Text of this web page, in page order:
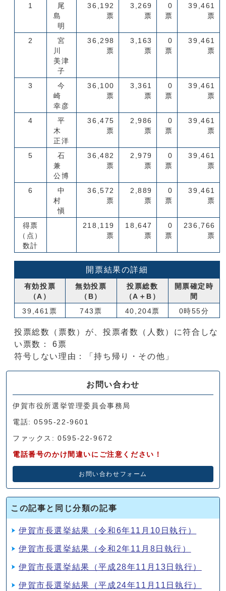
1
尾
島
明
36,192
票
3,269
票
0
票
39,461
票
2
宮
川
美津
子
36,298
票
3,163
票
0
票
39,461
票
3
今
崎
幸彦
36,100
票
3,361
票
0
票
39,461
票
4
平
木
正洋
36,475
票
2,986
票
0
票
39,461
票
5
石
兼
公博
36,482
票
2,979
票
0
票
39,461
票
6
中
村
愼
36,572
票
2,889
票
0
票
39,461
票
得票
（点）
数計
218,119
票
18,647
票
0
票
236,766
票
開票結果の詳細
有効投票
（A）
無効投票
（B）
投票総数
（A＋B）
開票確定時
間
39,461票
743票 40,204票 0時55分
投票総数（票数）が、投票者数（人数）に符合しな
い票数： 6票
符号しない理由：「持ち帰り・その他」
お問い合わせ
伊賀市役所選挙管理委員会事務局
電話: 0595-22-9601
ファックス: 0595-22-9672
電話番号のかけ間違いにご注意ください！
お問い合わせフォーム
この記事と同じ分類の記事
伊賀市長選挙結果（令和6年11月10日執行）
伊賀市長選挙結果（令和2年11月8日執行）
伊賀市長選挙結果（平成28年11月13日執行）
伊賀市長選挙結果（平成24年11月11日執行）